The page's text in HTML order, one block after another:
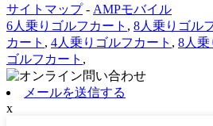
サイトマップ- AMPモバイル
6人乗りゴルフカート , 8人乗りゴル
カート , 4人乗りゴルフカート , 8人乗
ゴルフカート ,
メールを送信する
x